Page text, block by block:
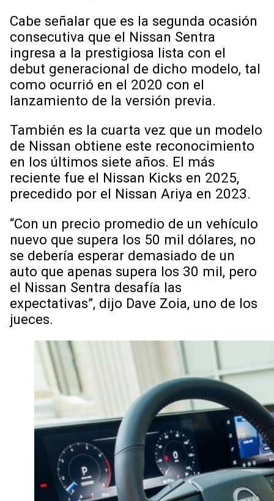
Cabe señalar que es la segunda ocasión
consecutiva que el Nissan Sentra
ingresa a la prestigiosa lista con el
debut generacional de dicho modelo, tal
como ocurrió en el 2020 con el
lanzamiento de la versión previa.
También es la cuarta vez que un modelo
de Nissan obtiene este reconocimiento
en los últimos siete años. El más
reciente fue el Nissan Kicks en 2025,
precedido por el Nissan Ariya en 2023.
“Con un precio promedio de un vehículo
nuevo que supera los 50 mil dólares, no
se debería esperar demasiado de un
auto que apenas supera los 30 mil, pero
el Nissan Sentra desafía las
expectativas”, dijo Dave Zoia, uno de los
jueces.